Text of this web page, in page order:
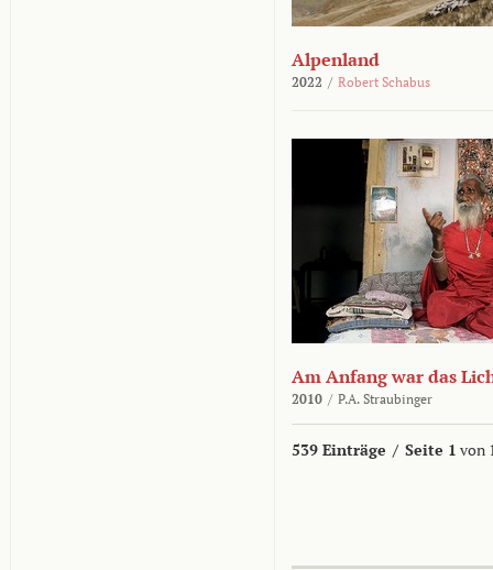
Alpenland
2022 / Robert Schabus
Am Anfang war das
2010 / P.A. Straubinger
539 Einträge / Seite 1 von